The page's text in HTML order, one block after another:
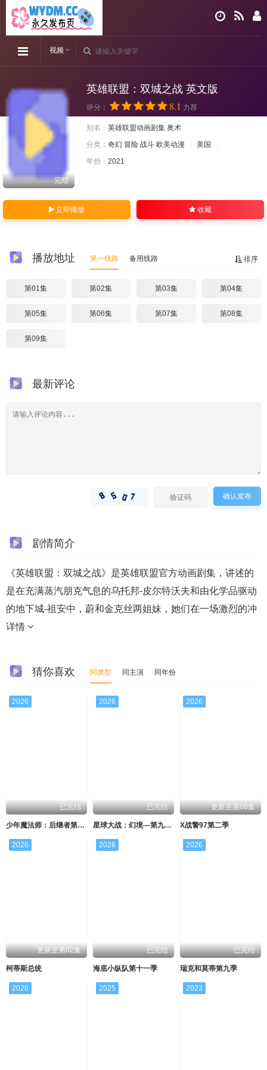
视频
完结
英雄联盟：双城之战 英文版
评分： 8.1 力荐
别名： 英雄联盟动画剧集 奥术
分类： 奇幻 冒险 战斗 欧美动漫
美国
年份： 2021
立即播放 收藏
排序
播放地址 第一线路 备用线路
第01集 第02集 第03集 第04集
第05集 第06集 第07集 第08集
第09集
最新评论
确认发布
剧情简介
《英雄联盟：双城之战》是英雄联盟官方动画剧集，讲述的
是在充满蒸汽朋克气息的乌托邦-皮尔特沃夫和由化学品驱动
的地下城-祖安中，蔚和金克丝两姐妹，她们在一场激烈的冲
详情
猜你喜欢 同类型 同主演 同年份
2026
已完结
少年魔法师：后继者第三季
2026
已完结
星球大战：幻境—第九个绝地武士
2026
更新至第08集
X战警97第二季
2026
更新至第02集
柯蒂斯总统
2026
已完结
海底小纵队第十一季
2026
已完结
瑞克和莫蒂第九季
2026 2025 2023